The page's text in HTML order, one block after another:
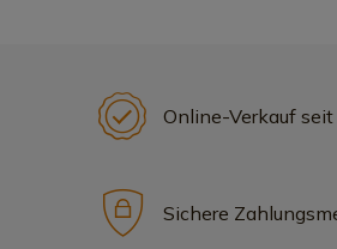
Online-Verkauf
Sichere